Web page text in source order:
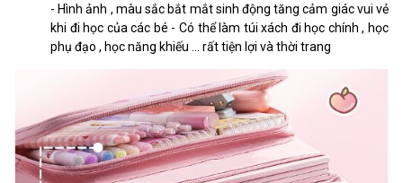
- Hình ảnh , màu sắc bắt mắt sinh động tăng cảm giác vui vẻ
khi đi học của các bé - Có thể làm túi xách đi học chính , học
phụ đạo , học năng khiếu ... rất tiện lợi và thời trang